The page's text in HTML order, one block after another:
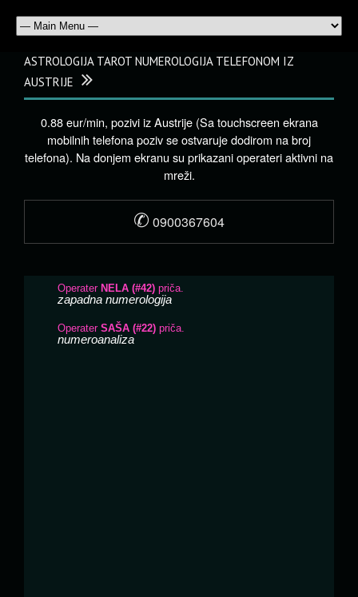
ASTROLOGIJA TAROT NUMEROLOGIJA TELEFONOM IZ
AUSTRIJE
0.88 eur/min, pozivi iz Austrije (Sa touchscreen ekrana
mobilnih telefona poziv se ostvaruje dodirom na broj
telefona). Na donjem ekranu su prikazani operateri aktivni na
mreži.
✆ 0900367604